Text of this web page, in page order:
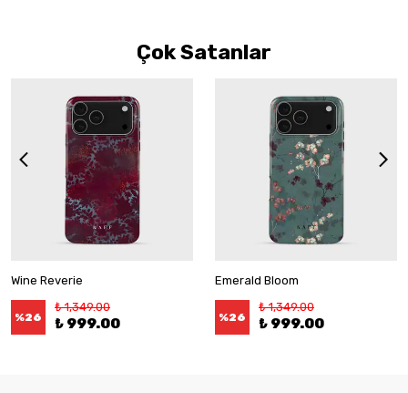
Çok Satanlar
Wine Reverie
%26
₺ 1,349.00
₺ 999.00
Emerald Bloom
%26
₺ 1,349.00
₺ 999.00